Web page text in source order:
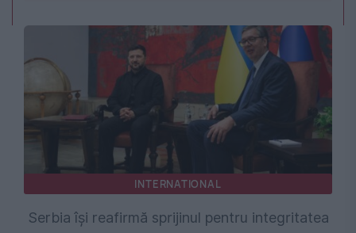
INTERNATIONAL
Serbia își reafirmă sprijinul pentru integritatea